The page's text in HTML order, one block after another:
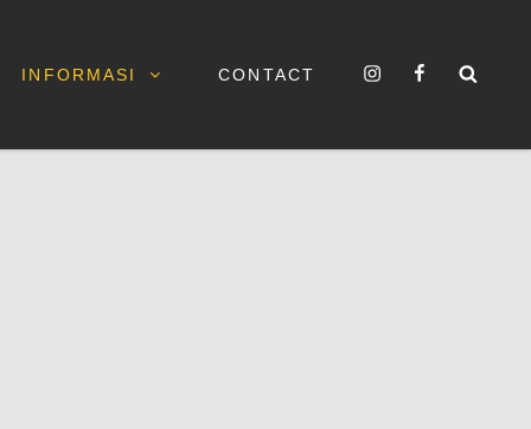
INFORMASI CONTACT InstagramFacebook